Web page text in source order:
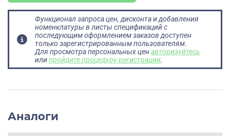
Функционал запроса цен, дисконта и добавления
номенклатуры в листы спецификаций с
последующим оформлением заказов доступен
только зарегистрированным пользователям.
Для просмотра персональных ценавторизуйтесь
илипройдите процедуру регистрации.
Аналоги